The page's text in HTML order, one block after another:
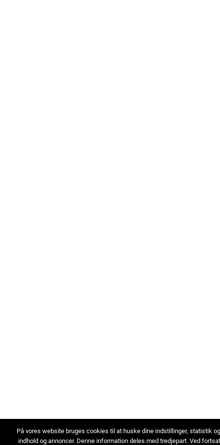
På vores website bruges cookies til at huske dine indstillinger, statistik
indhold og annoncer. Denne information deles med tredjepart. Ved